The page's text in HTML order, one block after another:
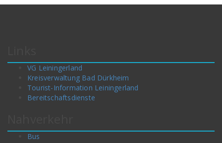
VG Leiningerland
Kreisverwaltung Bad Dürkheim
Tourist-Information Leiningerland
Bereitschaftsdienste
Bus